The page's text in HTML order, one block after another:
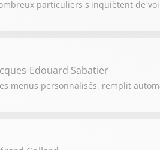
particuliers s'inquiètent de
Edouard Sabatier
menus personnalisés, remplit